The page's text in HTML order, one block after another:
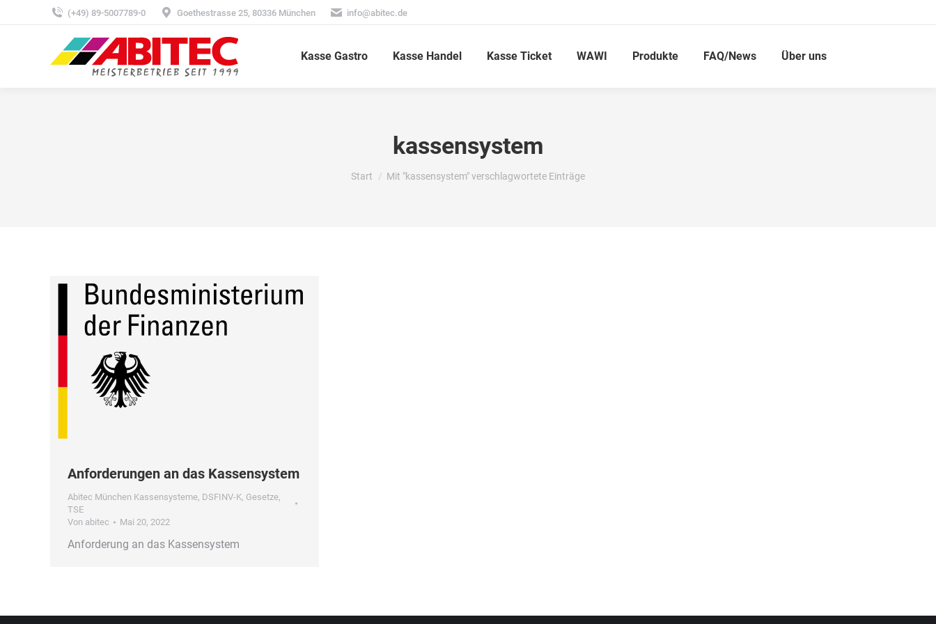
(+49) 89-5007789-0 Goethestrasse 25, 80336 München info@abitec.de
Kasse Gastro Kasse Handel Kasse Ticket WAWI Produkte FAQ/News Über uns
kassensystem
Sie befinden sich hier:
Start Mit "kassensystem" verschlagwortete Einträge
Anforderungen an das Kassensystem
Abitec München Kassensysteme, DSFINV-K, Gesetze,
TSE
Von abitec Mai 20, 2022
Anforderung an das Kassensystem